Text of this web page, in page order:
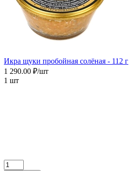
Икра щуки пробойная солёная - 112 г
1 290.00 ₽/шт
1 шт